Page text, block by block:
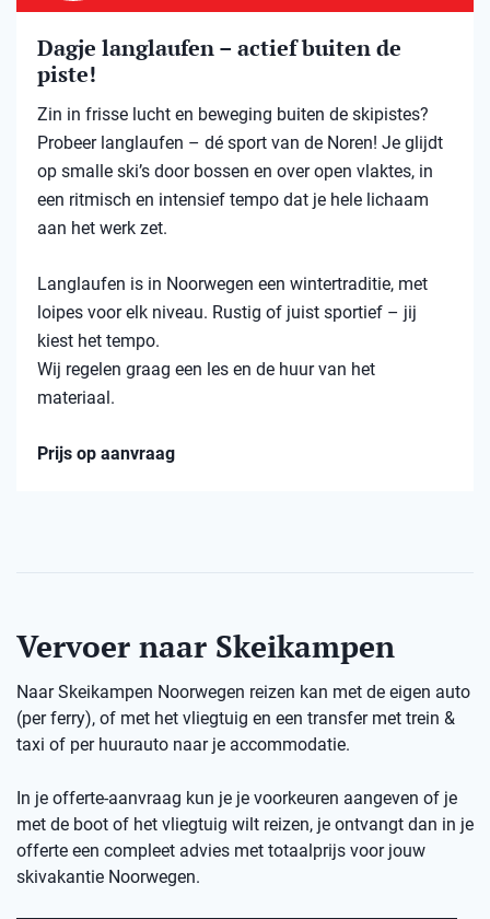
Dagje langlaufen – actief buiten de
piste!
Zin in frisse lucht en beweging buiten de skipistes?
Probeer langlaufen – dé sport van de Noren! Je glijdt
op smalle ski’s door bossen en over open vlaktes, in
een ritmisch en intensief tempo dat je hele lichaam
aan het werk zet.
Langlaufen is in Noorwegen een wintertraditie, met
loipes voor elk niveau. Rustig of juist sportief – jij
kiest het tempo.
Wij regelen graag een les en de huur van het
materiaal.
Prijs op aanvraag
Vervoer naar Skeikampen
Naar Skeikampen Noorwegen reizen kan met de eigen auto
(per ferry), of met het vliegtuig en een transfer met trein &
taxi of per huurauto naar je accommodatie.
In je offerte-aanvraag kun je je voorkeuren aangeven of je
met de boot of het vliegtuig wilt reizen, je ontvangt dan in je
offerte een compleet advies met totaalprijs voor jouw
skivakantie Noorwegen.